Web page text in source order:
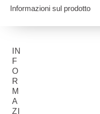
Informazioni sul prodotto
IN
F
O
R
M
A
ZI